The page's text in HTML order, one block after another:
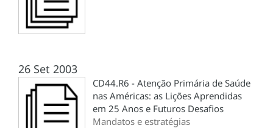
26 Set 2003
CD44.R6 - Atenção Primária de Saúde
nas Américas: as Lições Aprendidas
em 25 Anos e Futuros Desafios
Mandatos e estratégias